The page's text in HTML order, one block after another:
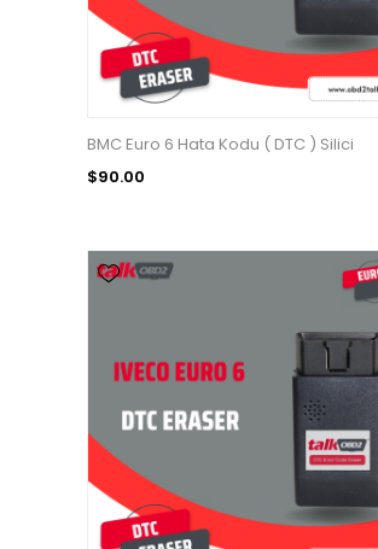
BMC Euro 6 Hata Kodu ( DTC ) Silici
$90.00